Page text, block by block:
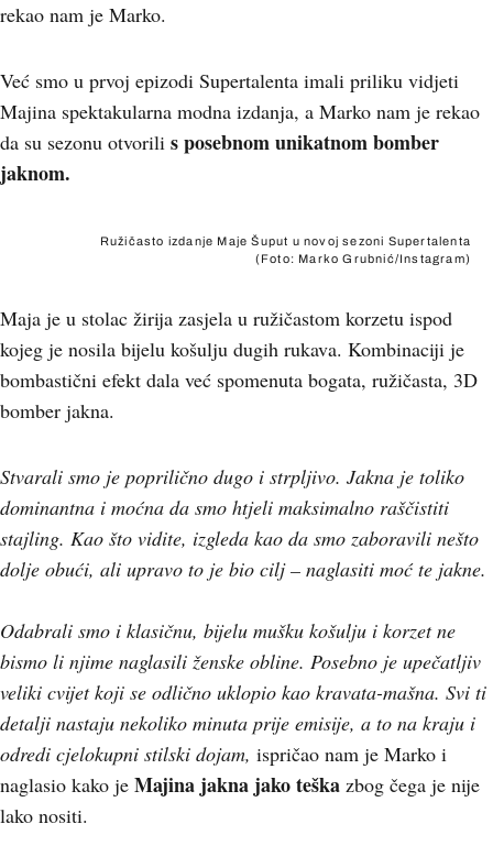
rekao nam je Marko.
Već smo u prvoj epizodi Supertalenta imali priliku vidjeti
Majina spektakularna modna izdanja, a Marko nam je rekao
da su sezonu otvorili s posebnom unikatnom bomber
jaknom.
Ružičasto izdanje Maje Šuput u novoj sezoni Supertalenta
(Foto: Marko Grubnić/Instagram)
Maja je u stolac žirija zasjela u ružičastom korzetu ispod
kojeg je nosila bijelu košulju dugih rukava. Kombinaciji je
bombastični efekt dala već spomenuta bogata, ružičasta, 3D
bomber jakna.
Stvarali smo je poprilično dugo i strpljivo. Jakna je toliko
dominantna i moćna da smo htjeli maksimalno raščistiti
stajling. Kao što vidite, izgleda kao da smo zaboravili nešto
dolje obući, ali upravo to je bio cilj – naglasiti moć te jakne.
Odabrali smo i klasičnu, bijelu mušku košulju i korzet ne
bismo li njime naglasili ženske obline. Posebno je upečatljiv
veliki cvijet koji se odlično uklopio kao kravata-mašna. Svi ti
detalji nastaju nekoliko minuta prije emisije, a to na kraju i
odredi cjelokupni stilski dojam, ispričao nam je Marko i
naglasio kako je Majina jakna jako teška zbog čega je nije
lako nositi.